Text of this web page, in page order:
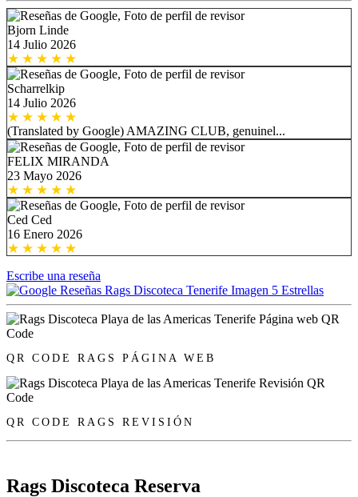
Bjorn Linde
14 Julio 2026
Scharrelkip
14 Julio 2026
(Translated by Google) AMAZING CLUB, genuinel...
FELIX MIRANDA
23 Mayo 2026
Ced Ced
16 Enero 2026
Escribe una reseña
QR CODE RAGS PÁGINA WEB
QR CODE RAGS REVISIÓN
Rags Discoteca Reserva